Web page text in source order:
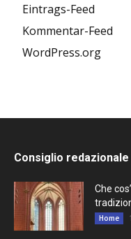
Eintrags-Feed
Kommentar-Feed
WordPress.org
Consiglio redazionale
Che
Home